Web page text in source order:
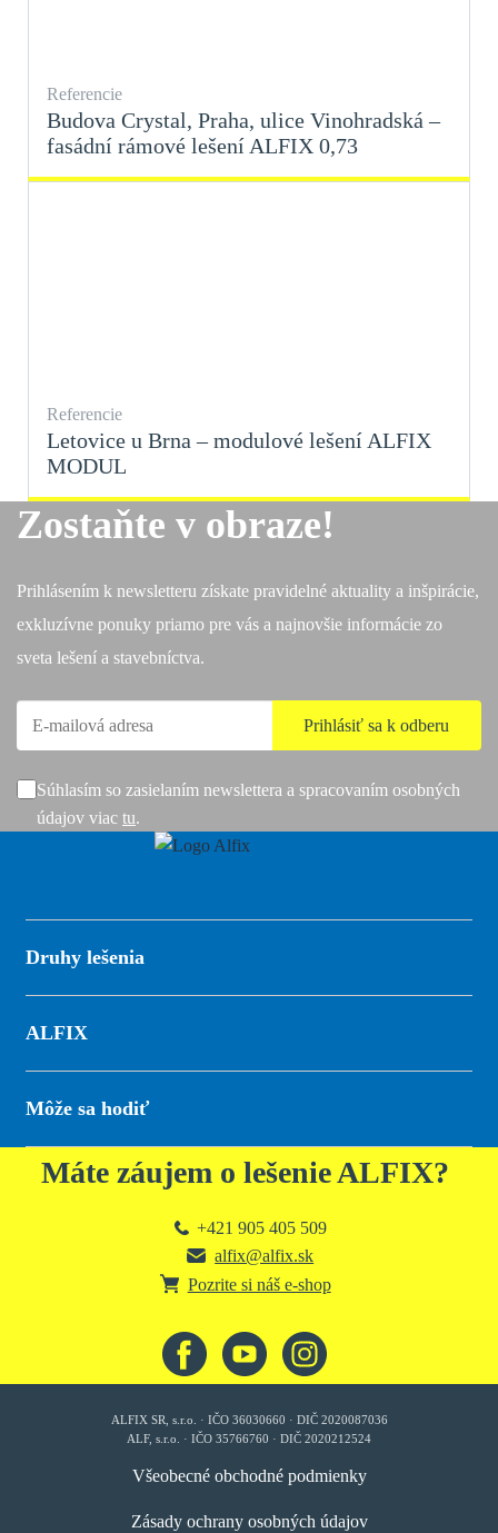
Referencie
Budova Crystal, Praha, ulice Vinohradská –
fasádní rámové lešení ALFIX 0,73
Referencie
Letovice u Brna – modulové lešení ALFIX
MODUL
Zostaňte v obraze!
Prihlásením k newsletteru získate pravidelné aktuality a inšpirácie,
exkluzívne ponuky priamo pre vás a najnovšie informácie zo
sveta lešení a stavebníctva.
Súhlasím so zasielaním newslettera a spracovaním osobných
údajov viac tu.
Druhy lešenia
ALFIX
Môže sa hodiť
Máte záujem o lešenie ALFIX?
+421 905 405 509
alfix@alfix.sk
Pozrite si náš e-shop
ALFIX SR, s.r.o. · IČO 36030660 · DIČ 2020087036
ALF, s.r.o. · IČO 35766760 · DIČ 2020212524
Všeobecné obchodné podmienky
Zásady ochrany osobných údajov